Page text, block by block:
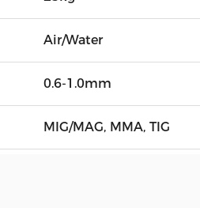
Air/Water
0.6-1.0mm
MIG/MAG, MMA, TIG